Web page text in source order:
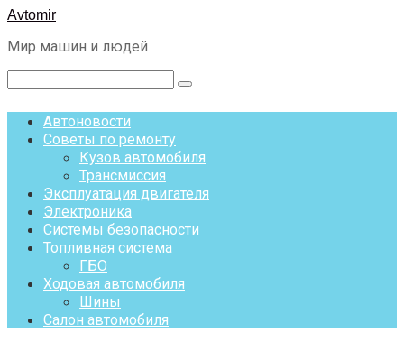
Перейти
контенту
Avtomir
Мир машин и людей
Поиск:
Автоновости
Советы по ремонту
Кузов автомобиля
Трансмиссия
Эксплуатация двигателя
Электроника
Системы безопасности
Топливная система
ГБО
Ходовая автомобиля
Шины
Салон автомобиля